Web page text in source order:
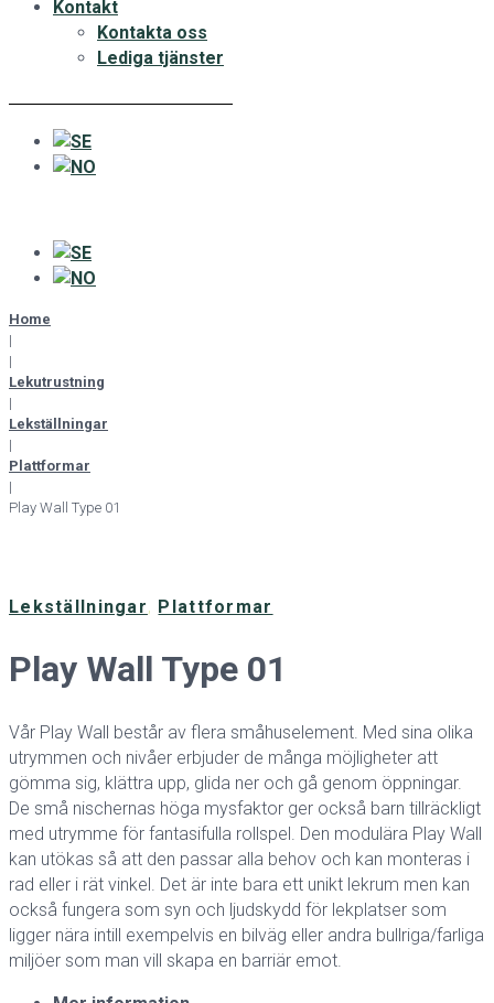
Kontakt
Kontakta oss
Lediga tjänster
Home
|
|
Lekutrustning
|
Lekställningar
|
Plattformar
|
Play Wall Type 01
Lekställningar, Plattformar
Play Wall Type 01
Vår Play Wall består av flera småhuselement. Med sina olika
utrymmen och nivåer erbjuder de många möjligheter att
gömma sig, klättra upp, glida ner och gå genom öppningar.
De små nischernas höga mysfaktor ger också barn tillräckligt
med utrymme för fantasifulla rollspel. Den modulära Play Wall
kan utökas så att den passar alla behov och kan monteras i
rad eller i rät vinkel. Det är inte bara ett unikt lekrum men kan
också fungera som syn och ljudskydd för lekplatser som
ligger nära intill exempelvis en bilväg eller andra bullriga/farliga
miljöer som man vill skapa en barriär emot.